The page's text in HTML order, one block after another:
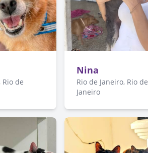
Rio de
Nina
Rio de Janeiro, Rio de
Janeiro